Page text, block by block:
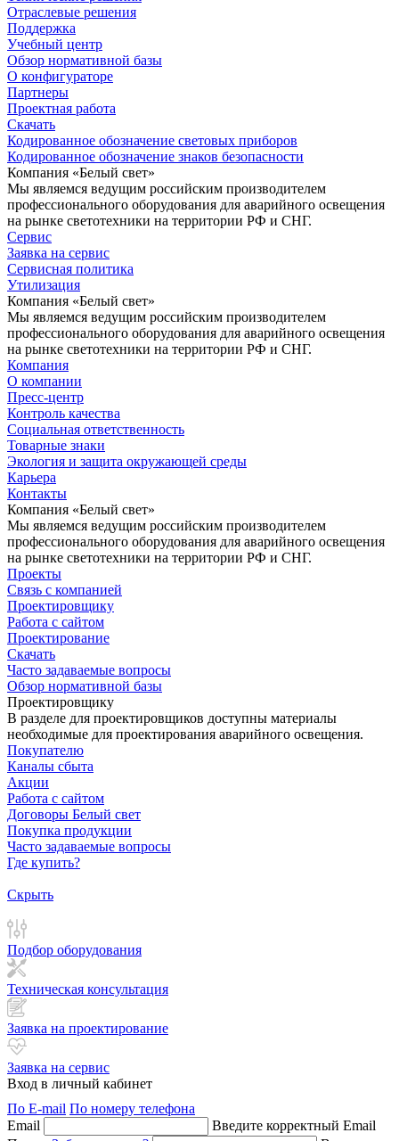
Отраслевые решения
Поддержка
Учебный центр
Обзор нормативной базы
О конфигураторе
Партнеры
Проектная работа
Скачать
Кодированное обозначение световых приборов
Кодированное обозначение знаков безопасности
Компания «Белый свет»
Мы являемся ведущим российским производителем
профессионального оборудования для аварийного освещения
на рынке светотехники на территории РФ и СНГ.
Сервис
Заявка на сервис
Сервисная политика
Утилизация
Компания «Белый свет»
Мы являемся ведущим российским производителем
профессионального оборудования для аварийного освещения
на рынке светотехники на территории РФ и СНГ.
Компания
О компании
Пресс-центр
Контроль качества
Социальная ответственность
Товарные знаки
Экология и защита окружающей среды
Карьера
Контакты
Компания «Белый свет»
Мы являемся ведущим российским производителем
профессионального оборудования для аварийного освещения
на рынке светотехники на территории РФ и СНГ.
Проекты
Связь с компанией
Проектировщику
Работа с сайтом
Проектирование
Скачать
Часто задаваемые вопросы
Обзор нормативной базы
Проектировщику
В разделе для проектировщиков доступны материалы
необходимые для проектирования аварийного освещения.
Покупателю
Каналы сбыта
Акции
Работа с сайтом
Договоры Белый свет
Покупка продукции
Часто задаваемые вопросы
Где купить?
Скрыть
Подбор оборудования
Техническая консультация
Заявка на проектирование
Заявка на сервис
Вход в личный кабинет
По E-mail По номеру телефона
Email
Введите корректный Email